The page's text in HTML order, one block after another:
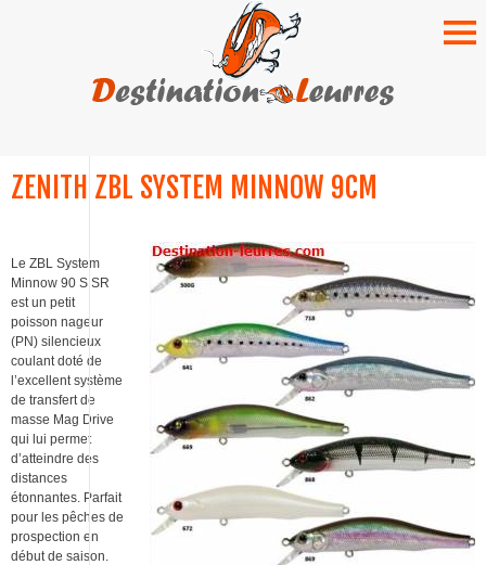
TO
ZENITH ZBL SYSTEM MINNOW 9CM
Le ZBL System
Minnow 90 S SR
est un petit
poisson nageur
(PN) silencieux
coulant doté de
l’excellent système
de transfert de
masse Mag Drive
qui lui permet
d’atteindre des
distances
étonnantes. Parfait
pour les pêches de
prospection en
début de saison.